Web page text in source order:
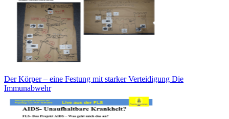
Der Körper – eine Festung mit starker Verteidigung Die
Immunabwehr